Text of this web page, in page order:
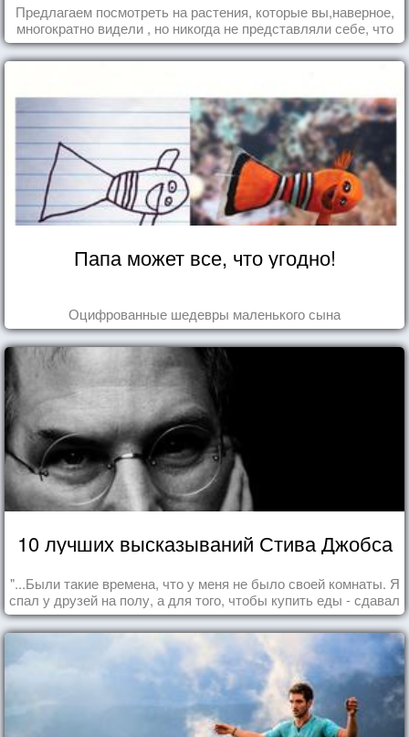
Предлагаем посмотреть на растения, которые вы,наверное,
многократно видели , но никогда не представляли себе, что
употребляете их в пищу.
Папа может все, что угодно!
Оцифрованные шедевры маленького сына
10 лучших высказываний Стива Джобса
"...Были такие времена, что у меня не было своей комнаты. Я
спал у друзей на полу, а для того, чтобы купить еды - сдавал
бутылки из под кока-колы"